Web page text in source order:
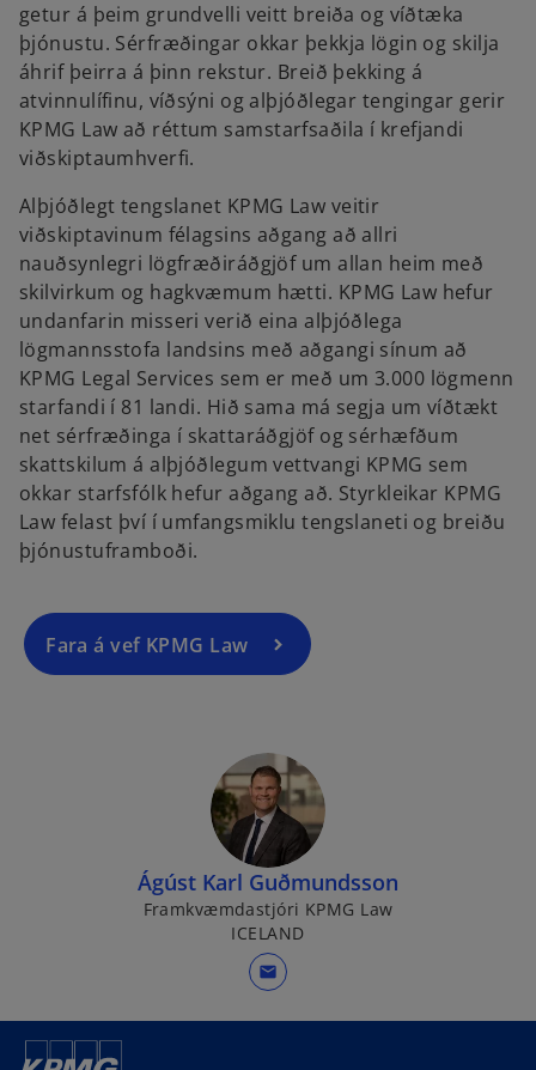
getur á þeim grundvelli veitt breiða og víðtæka
þjónustu. Sérfræðingar okkar þekkja lögin og skilja
áhrif þeirra á þinn rekstur. Breið þekking á
atvinnulífinu, víðsýni og alþjóðlegar tengingar gerir
KPMG Law að réttum samstarfsaðila í krefjandi
viðskiptaumhverfi.
Alþjóðlegt tengslanet KPMG Law veitir
viðskiptavinum félagsins aðgang að allri
nauðsynlegri lögfræðiráðgjöf um allan heim með
skilvirkum og hagkvæmum hætti. KPMG Law hefur
undanfarin misseri verið eina alþjóðlega
lögmannsstofa landsins með aðgangi sínum að
KPMG Legal Services sem er með um 3.000 lögmenn
starfandi í 81 landi. Hið sama má segja um víðtækt
net sérfræðinga í skattaráðgjöf og sérhæfðum
skattskilum á alþjóðlegum vettvangi KPMG sem
okkar starfsfólk hefur aðgang að. Styrkleikar KPMG
Law felast því í umfangsmiklu tengslaneti og breiðu
þjónustuframboði.
Fara á vef KPMG Law
o
p
e
n
n
n
t
a
b
Ágúst Karl Guðmundsson
Framkvæmdastjóri KPMG Law
ICELAND
mail